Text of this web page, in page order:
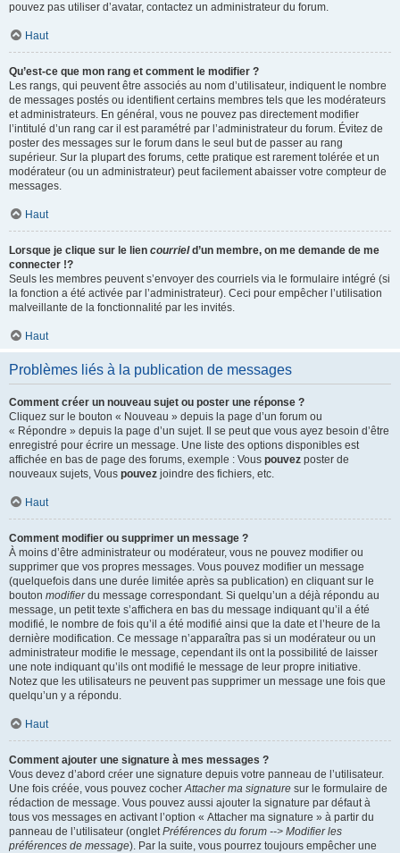
pouvez pas utiliser d’avatar, contactez un administrateur du forum.
Haut
Qu’est-ce que mon rang et comment le modifier ?
Les rangs, qui peuvent être associés au nom d’utilisateur, indiquent le nombre
de messages postés ou identifient certains membres tels que les modérateurs
et administrateurs. En général, vous ne pouvez pas directement modifier
l’intitulé d’un rang car il est paramétré par l’administrateur du forum. Évitez de
poster des messages sur le forum dans le seul but de passer au rang
supérieur. Sur la plupart des forums, cette pratique est rarement tolérée et un
modérateur (ou un administrateur) peut facilement abaisser votre compteur de
messages.
Haut
Lorsque je clique sur le lien courrield’un membre, on me demande de me
connecter !?
Seuls les membres peuvent s’envoyer des courriels via le formulaire intégré (si
la fonction a été activée par l’administrateur). Ceci pour empêcher l’utilisation
malveillante de la fonctionnalité par les invités.
Haut
Problèmes liés à la publication de messages
Comment créer un nouveau sujet ou poster une réponse ?
Cliquez sur le bouton « Nouveau » depuis la page d’un forum ou
« Répondre » depuis la page d’un sujet. Il se peut que vous ayez besoin d’être
enregistré pour écrire un message. Une liste des options disponibles est
affichée en bas de page des forums, exemple : Vous pouvez poster de
nouveaux sujets, Vous pouvez joindre des fichiers, etc.
Haut
Comment modifier ou supprimer un message ?
À moins d’être administrateur ou modérateur, vous ne pouvez modifier ou
supprimer que vos propres messages. Vous pouvez modifier un message
(quelquefois dans une durée limitée après sa publication) en cliquant sur le
bouton modifierdu message correspondant. Si quelqu’un a déjà répondu au
message, un petit texte s’affichera en bas du message indiquant qu’il a été
modifié, le nombre de fois qu’il a été modifié ainsi que la date et l’heure de la
dernière modification. Ce message n’apparaîtra pas si un modérateur ou un
administrateur modifie le message, cependant ils ont la possibilité de laisser
une note indiquant qu’ils ont modifié le message de leur propre initiative.
Notez que les utilisateurs ne peuvent pas supprimer un message une fois que
quelqu’un y a répondu.
Haut
Comment ajouter une signature à mes messages ?
Vous devez d’abord créer une signature depuis votre panneau de l’utilisateur.
Une fois créée, vous pouvez cocherAttacher ma signature sur le formulaire de
rédaction de message. Vous pouvez aussi ajouter la signature par défaut à
tous vos messages en activant l’option « Attacher ma signature » à partir du
panneau de l’utilisateur (ongletPréférences du forum --> Modifier les
préférences de message). Par la suite, vous pourrez toujours empêcher une